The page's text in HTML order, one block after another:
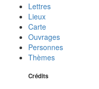
Lettres
Lieux
Carte
Ouvrages
Personnes
Thèmes
Crédits